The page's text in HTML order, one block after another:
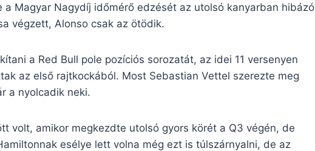
Magyar Nagydíj időmérő edzését az utolsó kanyarban hibázó
végzett, Alonso csak az ötödik.
a Red Bull pole pozíciós sorozatát, az idei 11 versenyen
az első rajtkockából. Most Sebastian Vettel szerezte meg
a nyolcadik neki.
volt, amikor megkezdte utolsó gyors körét a Q3 végén, de
esélye lett volna még ezt is túlszárnyalni, de az